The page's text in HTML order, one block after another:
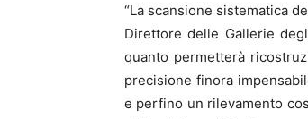
“La scansione sistematica
Direttore delle Gallerie
quanto permetterà
precisione finora
e perfino un rilevamento